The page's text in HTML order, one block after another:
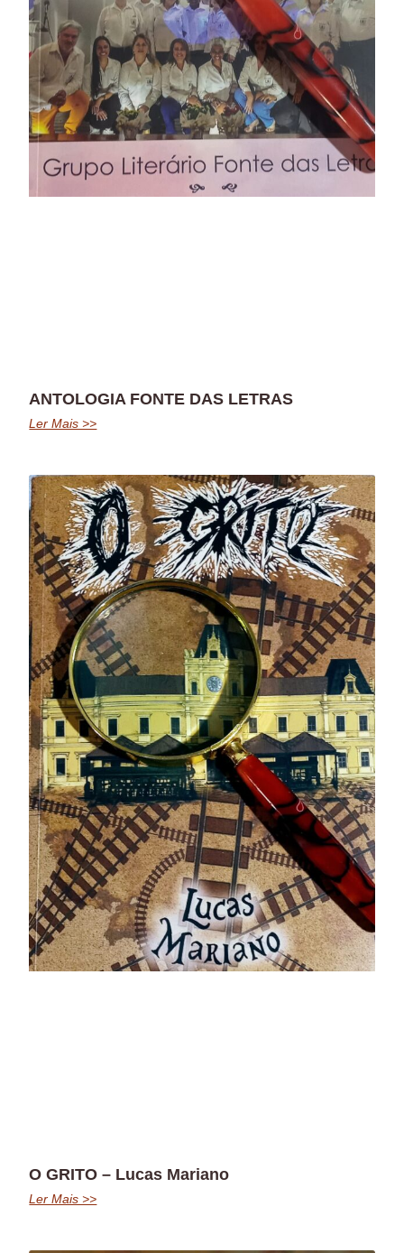
ANTOLOGIA FONTE DAS LETRAS
Ler Mais >>
O GRITO – Lucas Mariano
Ler Mais >>